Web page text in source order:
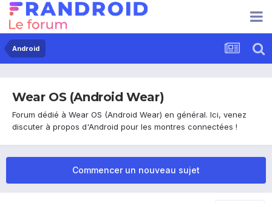
Android
Wear OS (Android Wear)
Forum dédié à Wear OS (Android Wear) en général. Ici, venez
discuter à propos d'Android pour les montres connectées !
Commencer un nouveau sujet